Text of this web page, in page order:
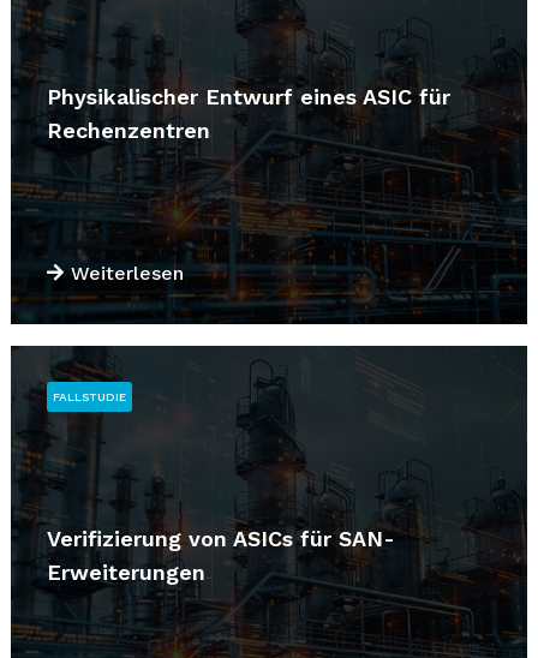
Physikalischer Entwurf eines ASIC für
Rechenzentren
Weiterlesen
Verifizierung von ASICs für SAN-
Erweiterungen
FALLSTUDIE